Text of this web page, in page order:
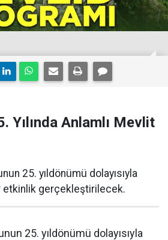
Yılında Anlamlı Mevlit
25. yıldönümü dolayısıyla
etkinlik gerçekleştirilecek.
25. yıldönümü dolayısıyla